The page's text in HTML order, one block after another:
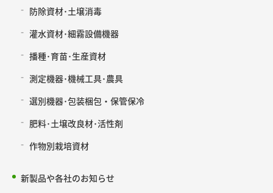
防除資材･土壌消毒
灌水資材･細霧設備機器
播種･育苗･生産資材
測定機器･機械工具･農具
選別機器･包装梱包・保管保冷
肥料･土壌改良材･活性剤
作物別栽培資材
新製品や各社のお知らせ